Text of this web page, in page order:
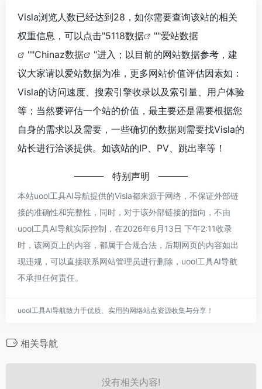
Visla浏览人数已经达到28，如你需要查询该站的相关
权重信息，可以点击"5118数据 ""爱站数据
""Chinaz数据
"进入；以目前的网站数据参考，建
议大家请以爱站数据为准，更多网站价值评估因素如：
Visla的访问速度、搜索引擎收录以及索引量、用户体验
等；当然要评估一个站的价值，最主要还是需要根据您
自身的需求以及需要，一些确切的数据则需要找Visla的
站长进行洽谈提供。如该站的IP、PV、跳出率等！
特别声明
本站uool工具AI导航提供的Visla都来源于网络，不保证外部链
接的准确性和完整性，同时，对于该外部链接的指向，不由
uool工具AI导航实际控制，在2026年6月13日 下午2:11收录
时，该网页上的内容，都属于合规合法，后期网页的内容如出
现违规，可以直接联系网站管理员进行删除，uool工具AI导航
不承担任何责任。
uool工具AI导航致力于优质、实用的网络站点资源收集与分享！
相关导航
没有相关内容!